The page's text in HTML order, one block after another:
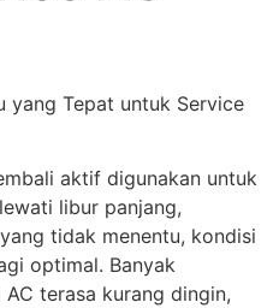
aktif digunakan untuk
libur panjang,
tidak menentu, kondisi
optimal. Banyak
terasa kurang dingin,